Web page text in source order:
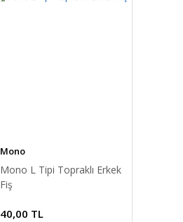
Mono
Mono L Tipi Topraklı Erkek
Fiş
40,00 TL